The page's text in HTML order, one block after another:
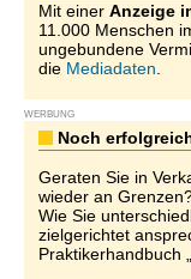
Mit einer Anzeige
11.000 Menschen
ungebundene
die Mediadaten
WERBUNG
Noch
Geraten Sie in
wieder an
Wie Sie
zielgerichtet
Praktikerhandbuch